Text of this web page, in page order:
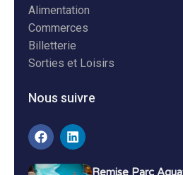
Alimentation
Commerces
Billetterie
Sorties et Loisirs
Nous suivre
Remise Parc